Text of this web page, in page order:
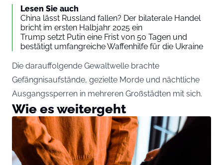
Lesen Sie auch
China lässt Russland fallen? Der bilaterale Handel
bricht im ersten Halbjahr 2025 ein
Trump setzt Putin eine Frist von 50 Tagen und
bestätigt umfangreiche Waffenhilfe für die Ukraine
Die darauffolgende Gewaltwelle brachte
Gefängnisaufstände, gezielte Morde und nächtliche
Ausgangssperren in mehreren Großstädten mit sich.
Wie es weitergeht